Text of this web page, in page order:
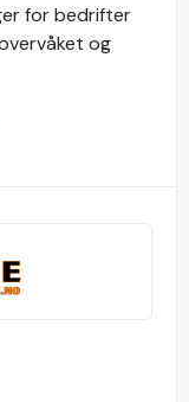
for bedrifter
og